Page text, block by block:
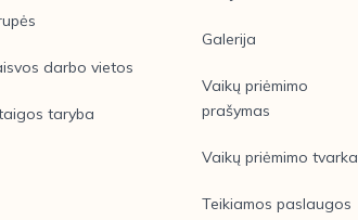
darbo vietos
taryba
Galerija
Vaikų priėmimo
prašymas
Vaikų priėmimo tvarka
Teikiamos paslaugos